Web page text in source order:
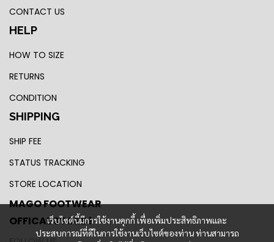
เว็บไซต์นี้มีการใช้งานคุกกี้ เพื่อเพิ่มประสิทธิภาพและ
ประสบการณ์ที่ดีในการใช้งานเว็บไซต์ของท่าน ท่านสามารถ
CONTACT US
HELP
HOW TO SIZE
RETURNS
CONDITION
SHIPPING
SHIP FEE
STATUS TRACKING
STORE LOCATION
MAGO FOOTWEAR
OFFICAL STORE !